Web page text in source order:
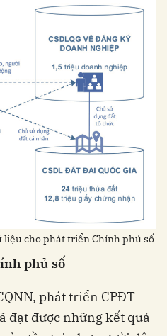
liệu cho phát triển Chính phủ số
phủ số
phát triển CPĐT
đạt được những kết quả